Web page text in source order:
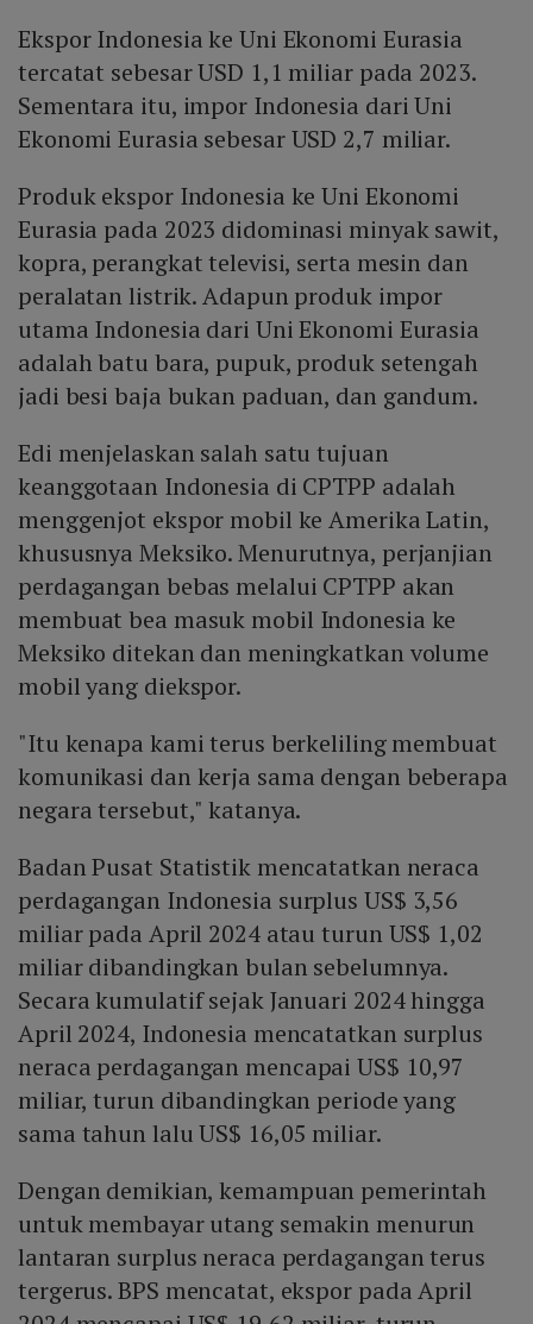
Ekspor Indonesia ke Uni Ekonomi Eurasia
tercatat sebesar USD 1,1 miliar pada 2023.
Sementara itu, impor Indonesia dari Uni
Ekonomi Eurasia sebesar USD 2,7 miliar.
Produk ekspor Indonesia ke Uni Ekonomi
Eurasia pada 2023 didominasi minyak sawit,
kopra, perangkat televisi, serta mesin dan
peralatan listrik. Adapun produk impor
utama Indonesia dari Uni Ekonomi Eurasia
adalah batu bara, pupuk, produk setengah
jadi besi baja bukan paduan, dan gandum.
Edi menjelaskan salah satu tujuan
keanggotaan Indonesia di CPTPP adalah
menggenjot ekspor mobil ke Amerika Latin,
khususnya Meksiko. Menurutnya, perjanjian
perdagangan bebas melalui CPTPP akan
membuat bea masuk mobil Indonesia ke
Meksiko ditekan dan meningkatkan volume
mobil yang diekspor.
"Itu kenapa kami terus berkeliling membuat
komunikasi dan kerja sama dengan beberapa
negara tersebut," katanya.
Badan Pusat Statistik mencatatkan neraca
perdagangan Indonesia surplus US$ 3,56
miliar pada April 2024 atau turun US$ 1,02
miliar dibandingkan bulan sebelumnya.
Secara kumulatif sejak Januari 2024 hingga
April 2024, Indonesia mencatatkan surplus
neraca perdagangan mencapai US$ 10,97
miliar, turun dibandingkan periode yang
sama tahun lalu US$ 16,05 miliar.
Dengan demikian, kemampuan pemerintah
untuk membayar utang semakin menurun
lantaran surplus neraca perdagangan terus
tergerus. BPS mencatat, ekspor pada April